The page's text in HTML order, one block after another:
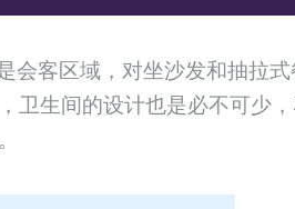
会客区域，对坐沙发和抽拉
卫生间的设计也是必不可少